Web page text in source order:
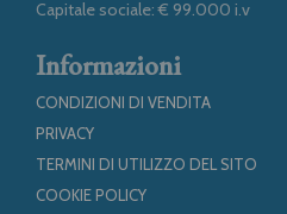
Capitale sociale: € 99.000 i.v
Informazioni
CONDIZIONI DI VENDITA
PRIVACY
TERMINI DI UTILIZZO DEL SITO
COOKIE POLICY